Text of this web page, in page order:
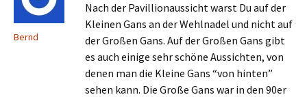
Bernd
Nach der Pavillionaussicht warst Du auf der
Kleinen Gans an der Wehlnadel und nicht auf
der Großen Gans. Auf der Großen Gans gibt
es auch einige sehr schöne Aussichten, von
denen man die Kleine Gans “von hinten”
sehen kann. Die Große Gans war in den 90er